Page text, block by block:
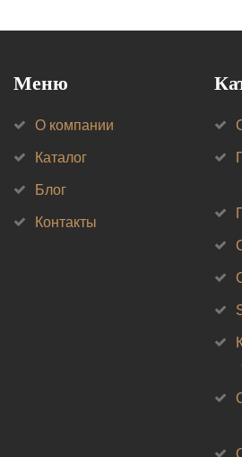
Меню
О компании
Каталог
Блог
Контакты